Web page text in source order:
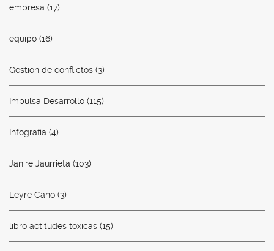
empresa (17)
equipo (16)
Gestion de conflictos (3)
Impulsa Desarrollo (115)
Infografia (4)
Janire Jaurrieta (103)
Leyre Cano (3)
libro actitudes toxicas (15)